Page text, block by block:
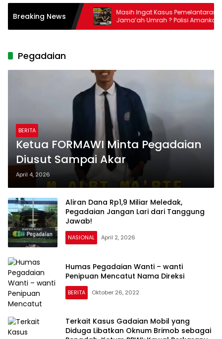
Breaking News
& Bauksit
Pemerintah
Masih Ingat Kasus Pemelantaran
Jama’ah Umrah ? Polisi Amankan
Direktur PT Travelina Indonesia
Pegadaian
BERITA
Ketua FORMAWI Minta Pegadaian
Diusut Sampai Akar
April 4, 2026
Aliran Dana Rp1,9 Miliar Meledak,
Pegadaian Jangan Lari dari Tanggung
Jawab!
NASIONAL April 2, 2026
Humas Pegadaian Wanti – wanti
Penipuan Mencatut Nama Direksi
BERITA Oktober 26, 2022
Terkait Kasus Gadaian Mobil yang
Diduga Libatkan Oknum Brimob sebagai